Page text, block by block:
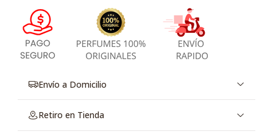
Envío a Domicilio
Retiro en Tienda